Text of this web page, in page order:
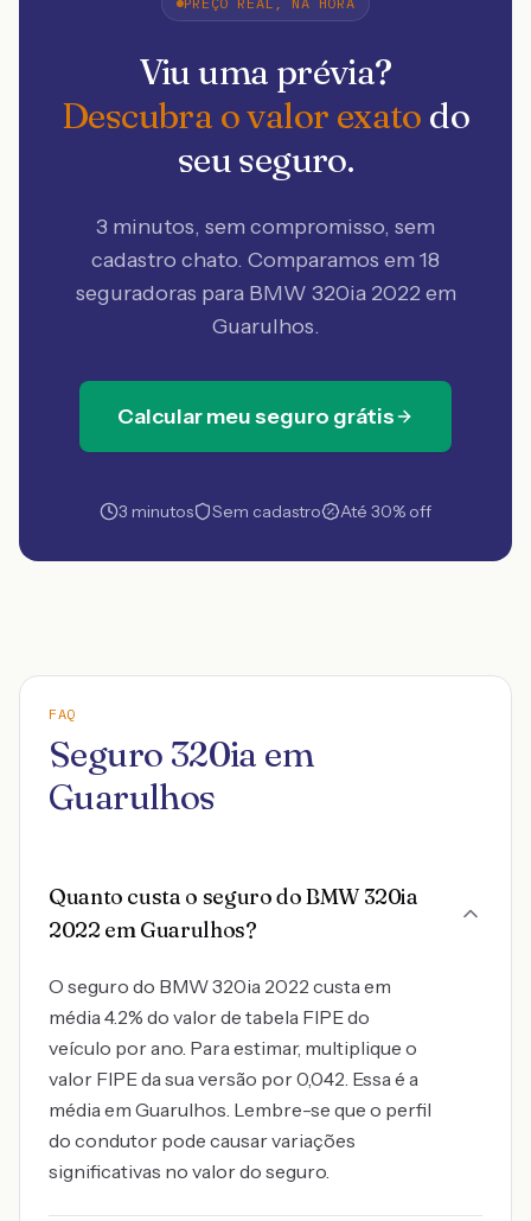
Viu uma prévia?
Descubra o valor exato do
seu seguro.
3 minutos, sem compromisso, sem
cadastro chato. Comparamos em 18
seguradoras para BMW 320ia 2022 em
Guarulhos.
Calcular meu seguro grátis
3 minutos Sem cadastro Até 30% off
FAQ
Seguro 320ia em
Guarulhos
Quanto custa o seguro do BMW 320ia
2022 em Guarulhos?
O seguro do BMW 320ia 2022 custa em
média 4.2% do valor de tabela FIPE do
veículo por ano. Para estimar, multiplique o
valor FIPE da sua versão por 0,042. Essa é a
média em Guarulhos. Lembre-se que o perfil
do condutor pode causar variações
significativas no valor do seguro.